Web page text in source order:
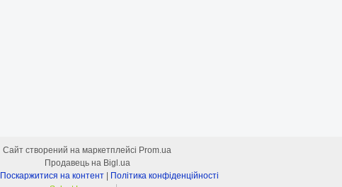
Сайт створений на маркетплейсі Prom.ua
Продавець на Bigl.ua
Поскаржитися на контент | Політика конфіденційності